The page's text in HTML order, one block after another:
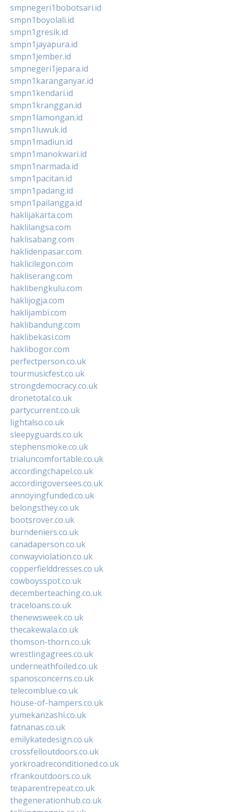
smpnegeri1bobotsari.id
smpn1boyolali.id
smpn1gresik.id
smpn1jayapura.id
smpn1jember.id
smpnegeri1jepara.id
smpn1karanganyar.id
smpn1kendari.id
smpn1kranggan.id
smpn1lamongan.id
smpn1luwuk.id
smpn1madiun.id
smpn1manokwari.id
smpn1narmada.id
smpn1pacitan.id
smpn1padang.id
smpn1pailangga.id
haklijakarta.com
haklilangsa.com
haklisabang.com
haklidenpasar.com
haklicilegon.com
hakliserang.com
haklibengkulu.com
haklijogja.com
haklijambi.com
haklibandung.com
haklibekasi.com
haklibogor.com
perfectperson.co.uk
tourmusicfest.co.uk
strongdemocracy.co.uk
dronetotal.co.uk
partycurrent.co.uk
lightalso.co.uk
sleepyguards.co.uk
stephensmoke.co.uk
trialuncomfortable.co.uk
accordingchapel.co.uk
accordingoversees.co.uk
annoyingfunded.co.uk
belongsthey.co.uk
bootsrover.co.uk
burndeniers.co.uk
canadaperson.co.uk
conwayviolation.co.uk
copperfielddresses.co.uk
cowboysspot.co.uk
decemberteaching.co.uk
traceloans.co.uk
thenewsweek.co.uk
thecakewala.co.uk
thomson-thorn.co.uk
wrestlingagrees.co.uk
underneathfoiled.co.uk
spanosconcerns.co.uk
telecomblue.co.uk
house-of-hampers.co.uk
yumekanzashi.co.uk
fatnanas.co.uk
emilykatedesign.co.uk
crossfelloutdoors.co.uk
yorkroadreconditioned.co.uk
rfrankoutdoors.co.uk
teaparentrepeat.co.uk
thegenerationhub.co.uk